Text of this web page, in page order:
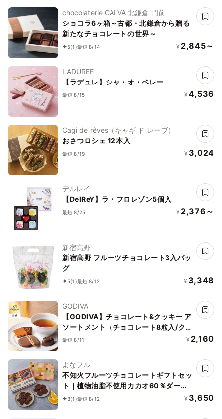
chocolaterie CALVA 北鎌倉 門前
ショコラ6ヶ箱～古都・北鎌倉から贈る
新たなチョコレートの世界～
5(1)最短 8/14 ¥ 2,845～
LADUREE
【ラデュレ】シャ・オ・ベレー
最短 8/15 ¥ 4,536
Cagi de rêves（キャギ ド レーブ）
おさつロシェ 12本入
最短 8/19 ¥ 3,024
デルレイ
【DelReY】ラ・フロレゾン5個入
最短 8/25 ¥ 2,376～
新宿高野
新宿高野 フルーツチョコレート3入バッ
グ
5(1)最短 8/12 ¥ 3,348
GODIVA
【GODIVA】チョコレート&クッキー ア
ソートメント（チョコレート8粒入/クッ
キー4枚入）お中元2026
最短 8/11 ¥ 2,160
よなフル
不知火フルーツチョコレートギフトセッ
ト｜植物油脂不使用カカオ60％ダーク
チョコレート 御中元 御歳暮 クリスマス
3(1)最短 8/12 ¥ 3,650